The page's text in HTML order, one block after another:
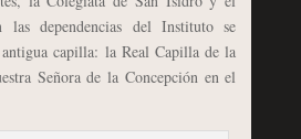
dependencias del Instituto se
capilla: la Real Capilla de la
Señora de la Concepción en el